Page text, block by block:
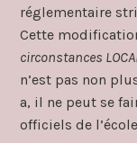
réglementaire
Cette
circonstances
n’est pas non
a, il ne peut se
officiels de